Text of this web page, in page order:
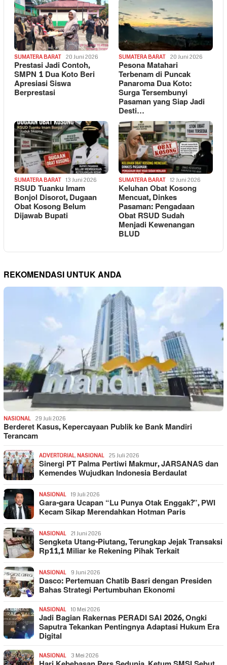
SUMATERA BARAT 20 Juni 2026
Prestasi Jadi Contoh,
SMPN 1 Dua Koto Beri
Apresiasi Siswa
Berprestasi
SUMATERA BARAT 20 Juni 2026
Pesona Matahari
Terbenam di Puncak
Panaroma Dua Koto:
Surga Tersembunyi
Pasaman yang Siap Jadi
Desti…
SUMATERA BARAT 13 Juni 2026
RSUD Tuanku Imam
Bonjol Disorot, Dugaan
Obat Kosong Belum
Dijawab Bupati
SUMATERA BARAT 12 Juni 2026
Keluhan Obat Kosong
Mencuat, Dinkes
Pasaman: Pengadaan
Obat RSUD Sudah
Menjadi Kewenangan
BLUD
REKOMENDASI UNTUK ANDA
NASIONAL 29 Juli 2026
Berderet Kasus, Kepercayaan Publik ke Bank Mandiri
Terancam
ADVERTORIAL, NASIONAL 25 Juli 2026
Sinergi PT Palma Pertiwi Makmur, JARSANAS dan
Kemendes Wujudkan Indonesia Berdaulat
NASIONAL 19 Juli 2026
Gara-gara Ucapan “Lu Punya Otak Enggak?”, PWI
Kecam Sikap Merendahkan Hotman Paris
NASIONAL 21 Juni 2026
Sengketa Utang-Piutang, Terungkap Jejak Transaksi
Rp11,1 Miliar ke Rekening Pihak Terkait
NASIONAL 9 Juni 2026
Dasco: Pertemuan Chatib Basri dengan Presiden
Bahas Strategi Pertumbuhan Ekonomi
NASIONAL 10 Mei 2026
Jadi Bagian Rakernas PERADI SAI 2026, Ongki
Saputra Tekankan Pentingnya Adaptasi Hukum Era
Digital
NASIONAL 3 Mei 2026